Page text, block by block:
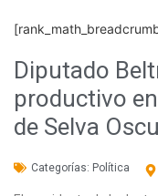
Diputado
productivo
de Selva
Categorías: Política